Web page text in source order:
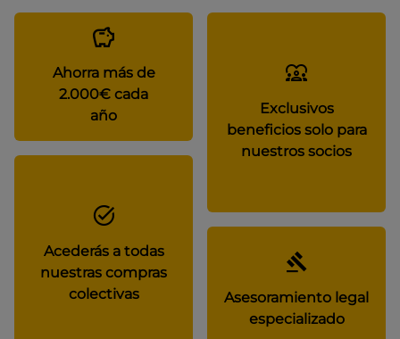
Ahorra más de
2.000€ cada
año
Exclusivos
beneficios solo para
nuestros socios
Acederás a todas
nuestras compras
colectivas
Asesoramiento legal
especializado